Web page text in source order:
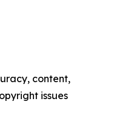
content,
issues